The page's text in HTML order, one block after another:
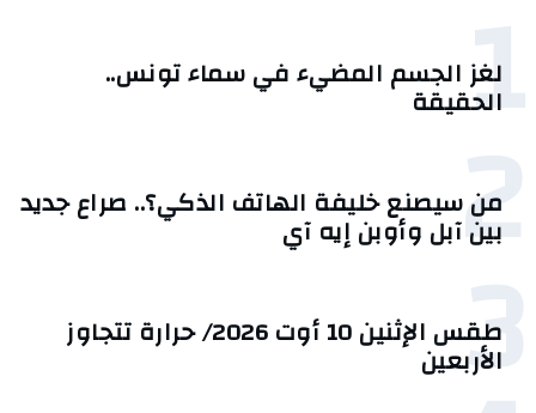
1
لغز الجسم المضيء في سماء تونس..
الحقيقة
2
من سيصنع خليفة الهاتف الذكي؟.. صراع جديد
بين آبل وأوبن إيه آي
3 طقس الإثنين 10 أوت 2026/ حرارة تتجاوز
الأربعين